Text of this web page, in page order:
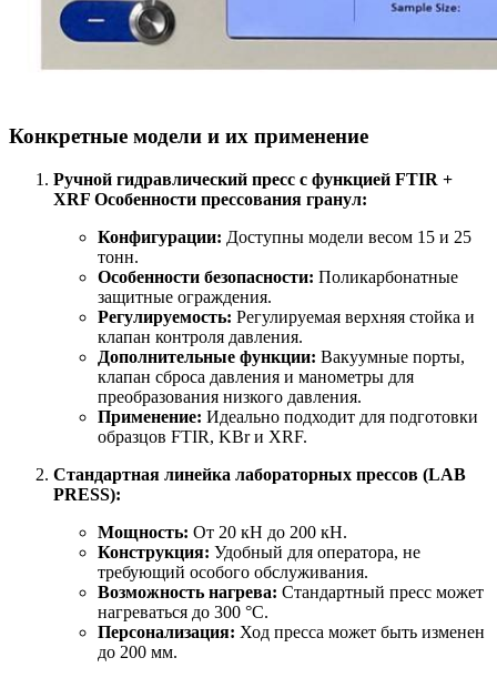
Конкретные модели и их применение
Ручной гидравлический пресс с функцией FTIR +
XRF Особенности прессования гранул:
Конфигурации: Доступны модели весом 15 и 25
тонн.
Особенности безопасности: Поликарбонатные
защитные ограждения.
Регулируемость: Регулируемая верхняя стойка и
клапан контроля давления.
Дополнительные функции: Вакуумные порты,
клапан сброса давления и манометры для
преобразования низкого давления.
Применение: Идеально подходит для подготовки
образцов FTIR, KBr и XRF.
Стандартная линейка лабораторных прессов (LAB
PRESS):
Мощность: От 20 кН до 200 кН.
Конструкция: Удобный для оператора, не
требующий особого обслуживания.
Возможность нагрева: Стандартный пресс может
нагреваться до 300 °C.
Персонализация: Ход пресса может быть изменен
до 200 мм.